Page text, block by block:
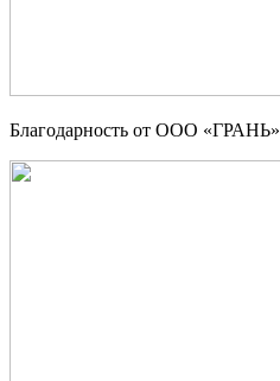
Благодарность от OOO «ГРАНЬ»